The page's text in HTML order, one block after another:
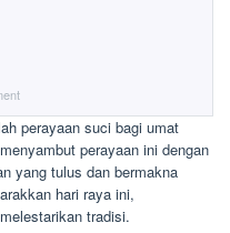
perayaan suci bagi umat
perayaan ini dengan
yang tulus dan bermakna
hari raya ini,
tradisi.